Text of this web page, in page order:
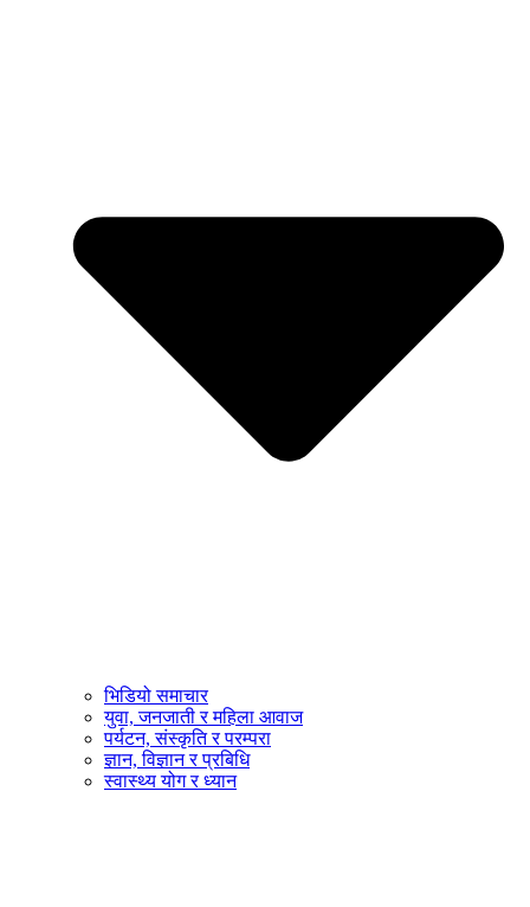
भिडियो समाचार
युवा, जनजाती र महिला आवाज
पर्यटन, संस्कृति र परम्परा
ज्ञान, विज्ञान र प्रबिधि
स्वास्थ्य योग र ध्यान